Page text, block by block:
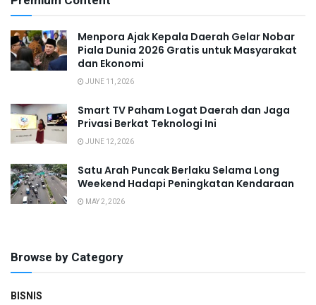
Menpora Ajak Kepala Daerah Gelar Nobar
Piala Dunia 2026 Gratis untuk Masyarakat
dan Ekonomi
JUNE 11, 2026
Smart TV Paham Logat Daerah dan Jaga
Privasi Berkat Teknologi Ini
JUNE 12, 2026
Satu Arah Puncak Berlaku Selama Long
Weekend Hadapi Peningkatan Kendaraan
MAY 2, 2026
Browse by Category
BISNIS